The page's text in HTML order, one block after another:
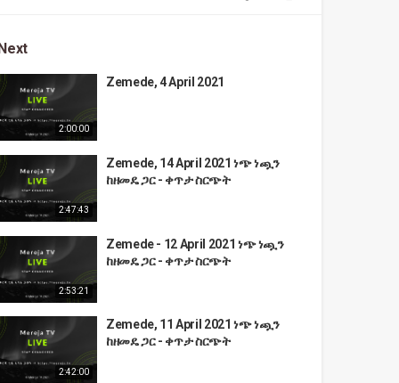
2:00:00
Zemede, 4 April 2021
2:47:43
Zemede, 14 April 2021 ነጭ ነጯን
ከዘመዴ ጋር - ቀጥታ ስርጭት
2:53:21
Zemede - 12 April 2021 ነጭ ነጯን
ከዘመዴ ጋር - ቀጥታ ስርጭት
2:42:00
Zemede, 11 April 2021 ነጭ ነጯን
ከዘመዴ ጋር - ቀጥታ ስርጭት